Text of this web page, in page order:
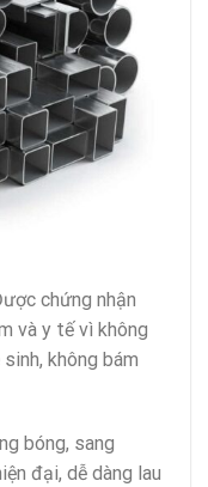
chứng nhận
và y tế vì không
không bám
bóng, sang
đại, dễ dàng lau